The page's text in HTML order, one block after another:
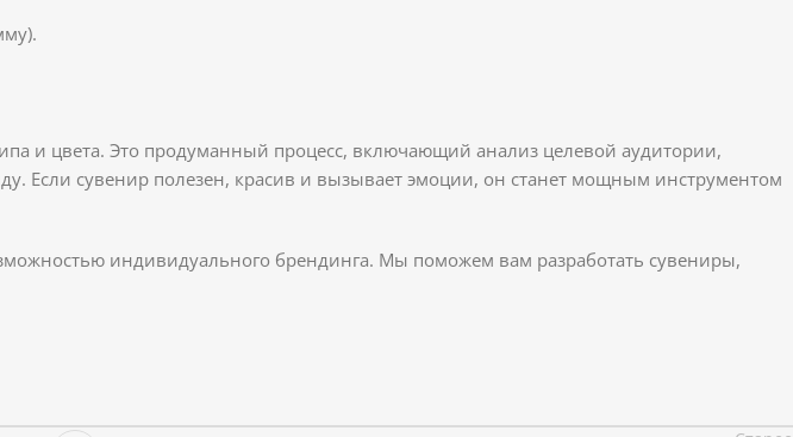
и цвета. Это продуманный процесс, включающий анализ целевой аудитории,
Если сувенир полезен, красив и вызывает эмоции, он станет мощным инструментом
индивидуального брендинга. Мы поможем вам разработать сувениры,